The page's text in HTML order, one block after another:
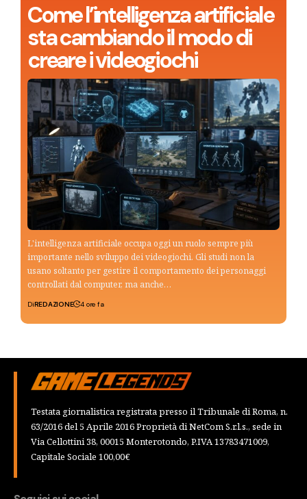
Come l’intelligenza artificiale
sta cambiando il modo di
creare i videogiochi
L'intelligenza artificiale occupa oggi un ruolo sempre più
importante nello sviluppo dei videogiochi. Gli studi non la
usano soltanto per gestire il comportamento dei personaggi
controllati dal computer, ma anche…
DiREDAZIONE 4 ore fa
Testata giornalistica registrata presso il Tribunale di Roma, n.
63/2016 del 5 Aprile 2016 Proprietà di NetCom S.r.l.s., sede in
Via Cellottini 38, 00015 Monterotondo, P.IVA 13783471009,
Capitale Sociale 100,00€